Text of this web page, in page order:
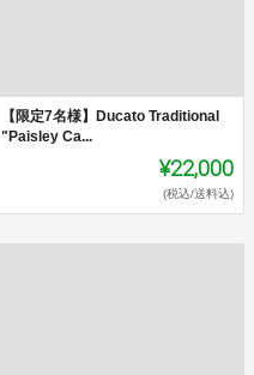
【限定7名様】Ducato Traditional
"Paisley Ca...
¥22,000
(税込/送料込)